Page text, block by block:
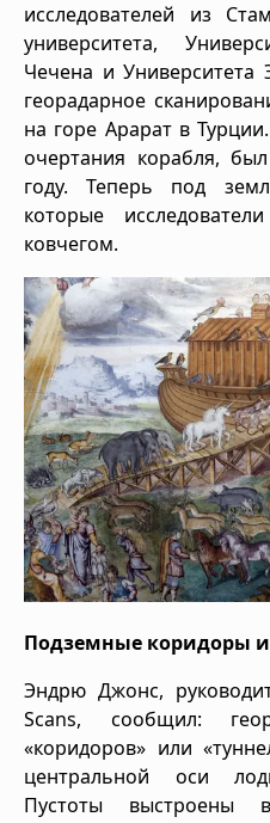
исследователей из
университета,
Чечена и
георадарное
на горе Арарат в
очертания корабля,
году. Теперь под
которые
ковчегом.
Подземные коридоры и
Эндрю Джонс,
Scans, сообщил:
«коридоров» или
центральной оси
Пустоты